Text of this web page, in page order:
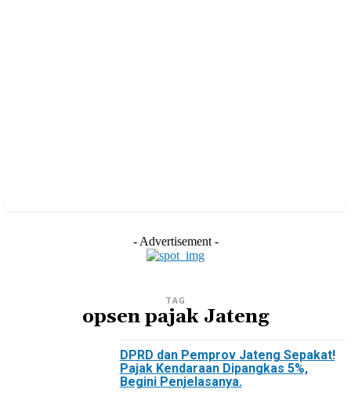
- Advertisement -
TAG
opsen pajak Jateng
DPRD dan Pemprov Jateng Sepakat!
Pajak Kendaraan Dipangkas 5%,
Begini Penjelasanya.